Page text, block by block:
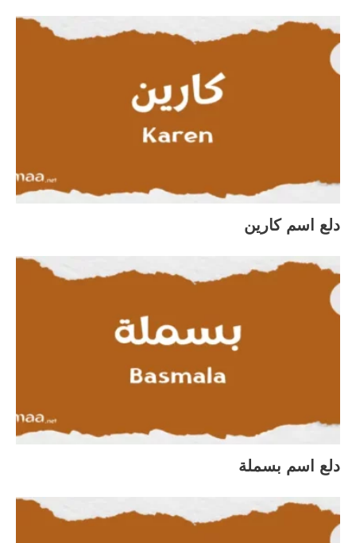
دلع اسم كارين
دلع اسم بسملة